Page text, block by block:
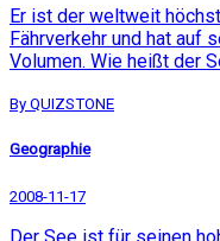
Er ist der weltweit
Fährverkehr und hat auf
Volumen. Wie heißt der
By QUIZSTONE
Geographie
2008-11-17